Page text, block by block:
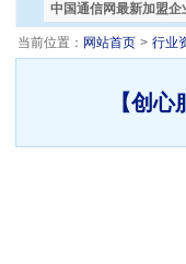
中国通信网最新加盟企
大连瑞恒电力电气有限
当前位置： 网站首页 > 行业
【创